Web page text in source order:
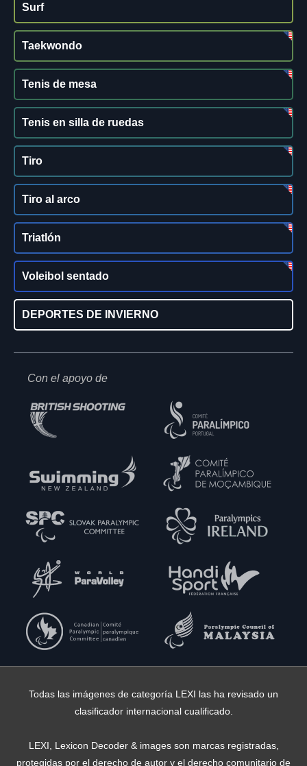
Surf
Taekwondo
Tenis de mesa
Tenis en silla de ruedas
Tiro
Tiro al arco
Triatlón
Voleibol sentado
DEPORTES DE INVIERNO
Con el apoyo de
Todas las imágenes de categoría LEXI las ha revisado un
clasificador internacional cualificado.
LEXI, Lexicon Decoder & images son marcas registradas,
protegidas por el derecho de autor y el derecho comunitario de